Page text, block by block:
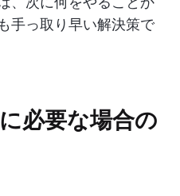
手っ取り早い解決策で
必要な場合の